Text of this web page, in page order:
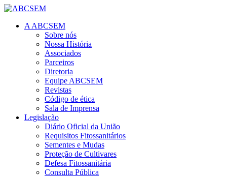
A ABCSEM
Sobre nós
Nossa História
Associados
Parceiros
Diretoria
Equipe ABCSEM
Revistas
Código de ética
Sala de Imprensa
Legislação
Diário Oficial da União
Requisitos Fitossanitários
Sementes e Mudas
Proteção de Cultivares
Defesa Fitossanitária
Consulta Pública